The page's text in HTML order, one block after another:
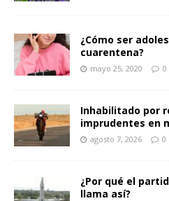
¿Cómo ser
cuarentena?
mayo 25, 2020 0
Inhabilitado por
imprudentes en
agosto 7, 2026 0
¿Por qué el
llama así?